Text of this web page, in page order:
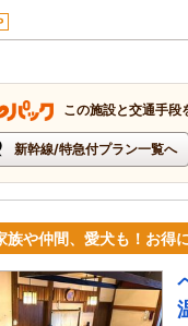
この施設と交通手段
新幹線/特急付プラン一覧へ
や仲間、愛犬も！お得